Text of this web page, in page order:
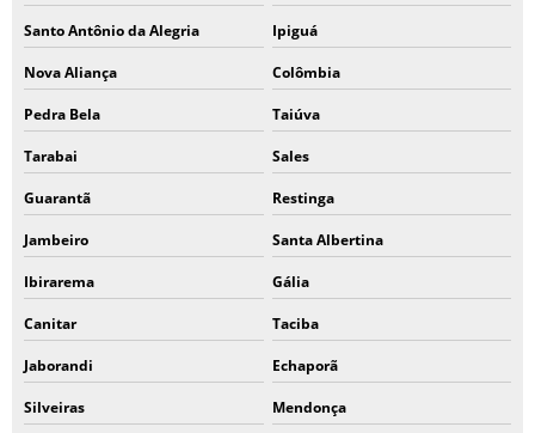
Santo Antônio da Alegria Ipiguá
Nova Aliança Colômbia
Pedra Bela Taiúva
Tarabai Sales
Guarantã Restinga
Jambeiro Santa Albertina
Ibirarema Gália
Canitar Taciba
Jaborandi Echaporã
Silveiras Mendonça